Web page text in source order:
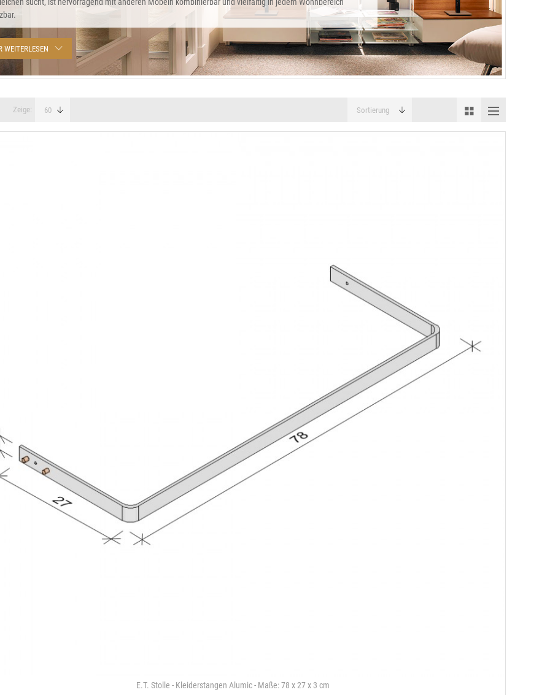
WEITERLESEN
Zeige
E.T. Stolle - Kleiderstangen Alumic - Maße: 78 x 27 x 3 cm